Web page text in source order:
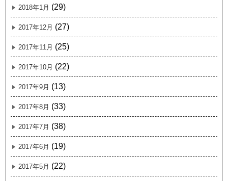
2018年1月 (29)
2017年12月 (27)
2017年11月 (25)
2017年10月 (22)
2017年9月 (13)
2017年8月 (33)
2017年7月 (38)
2017年6月 (19)
2017年5月 (22)